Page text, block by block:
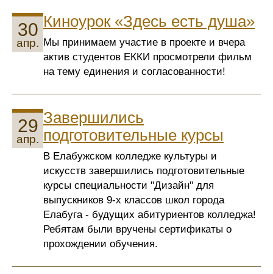
30
апр.
Киноурок «Здесь есть душа»
Мы принимаем участие в проекте и вчера
актив студентов ЕККИ просмотрели фильм
на тему единения и согласованности!
29
апр.
Завершились
подготовительные курсы
В Елабужском колледже культуры и
искусств завершились подготовительные
курсы специальности "Дизайн" для
выпускников 9-х классов школ города
Елабуга - будущих абитуриентов колледжа!
Ребятам были вручены сертификаты о
прохождении обучения.